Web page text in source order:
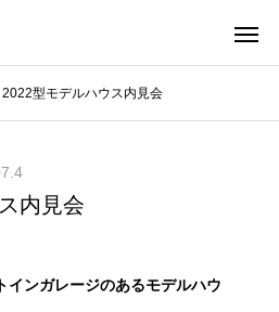
2022型モデルハウス内見会
内見会
インガレージのあるモデルハウ